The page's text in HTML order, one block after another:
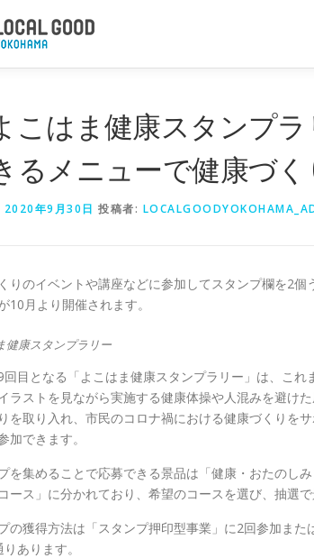
こはま健康スタンプ
るメニューで健康づ
2020年9月30日 投稿者:
りのイベントや講座などに参加してスタンプ欄を2
10月より開催されます。
健康スタンプラリー
回目となる「よこはま健康スタンプラリー」は、こ
ラストを見ながら実施する健康体操や人混みを避け
を取り入れ、市民のコロナ禍における健康づくりを
加できます。
を集めることで応募できる景品は「健康・おたのし
ース」に分かれており、希望のコースを選び、抽選
の獲得方法は「スタンプ押印型事業」に2回参加ま
あります。